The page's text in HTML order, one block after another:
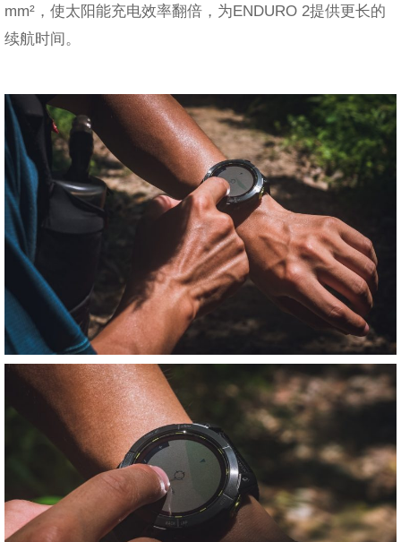
mm²，使太阳能充电效率翻倍，为ENDURO 2提供更长的
续航时间。